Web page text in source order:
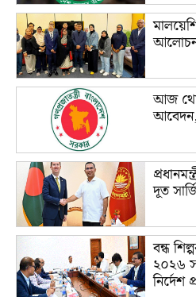
আজ
দূত
বন্ধ
২০২৬
নির্দেশ